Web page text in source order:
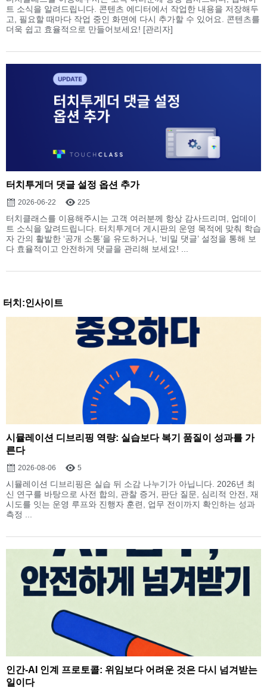
트 소식을 알려드립니다. 콘텐츠 에디터에서 작업한 내용을 저장해두
고, 필요할 때마다 작업 중인 화면에 다시 추가할 수 있어요. 콘텐츠를
더욱 쉽고 효율적으로 만들어보세요! [관리자]
터치투게더 댓글 설정 옵션 추가
2026-06-22 225
터치클래스를 이용해주시는 고객 여러분께 항상 감사드리며, 업데이
트 소식을 알려드립니다. 터치투게더 게시판의 운영 목적에 맞춰 학습
자 간의 활발한 ‘공개 소통’을 유도하거나, ‘비밀 댓글’ 설정을 통해 보
다 효율적이고 안전하게 댓글을 관리해 보세요! ...
터치:인사이트
시뮬레이션 디브리핑 역량: 실습보다 복기 품질이 성과를 가
른다
2026-08-06 5
시뮬레이션 디브리핑은 실습 뒤 소감 나누기가 아닙니다. 2026년 최
신 연구를 바탕으로 사전 합의, 관찰 증거, 판단 질문, 심리적 안전, 재
시도를 잇는 운영 루프와 진행자 훈련, 업무 전이까지 확인하는 성과
측정 ...
인간-AI 인계 프로토콜: 위임보다 어려운 것은 다시 넘겨받는
일이다